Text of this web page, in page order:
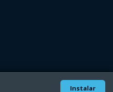
Instalar